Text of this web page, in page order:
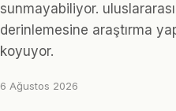
sunmayabiliyor.
derinlemesine araştırma
koyuyor.
6 Ağustos 2026